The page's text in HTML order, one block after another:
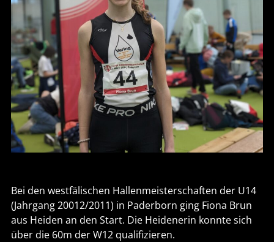
Bei den westfälischen Hallenmeisterschaften der U14
(Jahrgang 20012/2011) in Paderborn ging Fiona Brun
aus Heiden an den Start. Die Heidenerin konnte sich
über die 60m der W12 qualifizieren.